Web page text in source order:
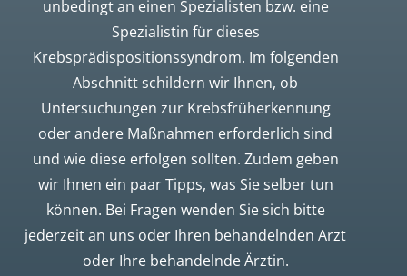
unbedingt an einen Spezialisten bzw. eine
Spezialistin für dieses
Krebsprädispositionssyndrom. Im folgenden
Abschnitt schildern wir Ihnen, ob
Untersuchungen zur Krebsfrüherkennung
oder andere Maßnahmen erforderlich sind
und wie diese erfolgen sollten. Zudem geben
wir Ihnen ein paar Tipps, was Sie selber tun
können. Bei Fragen wenden Sie sich bitte
jederzeit an uns oder Ihren behandelnden Arzt
oder Ihre behandelnde Ärztin.